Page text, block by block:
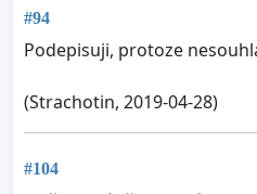
#94
Podepisuji, protoze
(Strachotin, 2019-04-28)
#104